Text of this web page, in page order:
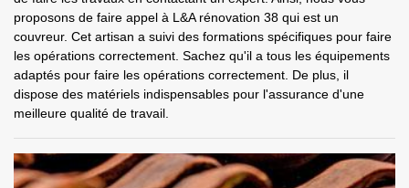
proposons de faire appel à L&A rénovation 38 qui est un
couvreur. Cet artisan a suivi des formations spécifiques pour faire
les opérations correctement. Sachez qu'il a tous les équipements
adaptés pour faire les opérations correctement. De plus, il
dispose des matériels indispensables pour l'assurance d'une
meilleure qualité de travail.